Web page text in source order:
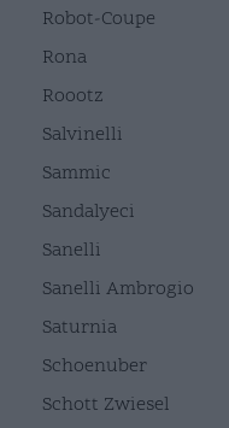
Robot-Coupe
Rona
Roootz
Salvinelli
Sammic
Sandalyeci
Sanelli
Sanelli Ambrogio
Saturnia
Schoenuber
Schott Zwiesel